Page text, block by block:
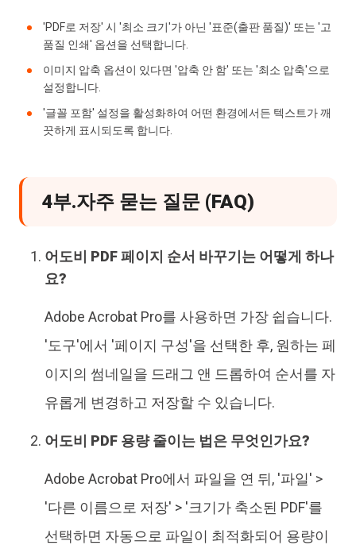
'PDF로 저장' 시 '최소 크기'가 아닌 '표준(출판 품질)' 또는 '고
품질 인쇄' 옵션을 선택합니다.
이미지 압축 옵션이 있다면 '압축 안 함' 또는 '최소 압축'으로
설정합니다.
'글꼴 포함' 설정을 활성화하여 어떤 환경에서든 텍스트가 깨
끗하게 표시되도록 합니다.
4부.자주 묻는 질문 (FAQ)
어도비 PDF 페이지 순서 바꾸기는 어떻게 하나
요?
Adobe Acrobat Pro를 사용하면 가장 쉽습니다.
'도구'에서 '페이지 구성'을 선택한 후, 원하는 페
이지의 썸네일을 드래그 앤 드롭하여 순서를 자
유롭게 변경하고 저장할 수 있습니다.
어도비 PDF 용량 줄이는 법은 무엇인가요?
Adobe Acrobat Pro에서 파일을 연 뒤, '파일' >
'다른 이름으로 저장' > '크기가 축소된 PDF'를
선택하면 자동으로 파일이 최적화되어 용량이